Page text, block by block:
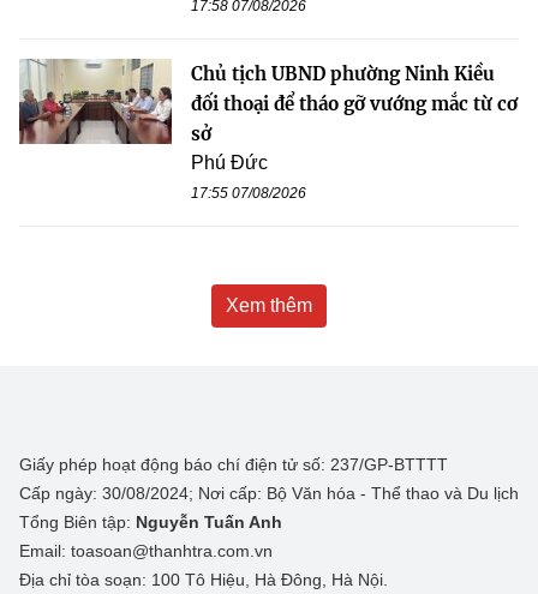
17:58 07/08/2026
Chủ tịch UBND phường Ninh Kiều
đối thoại để tháo gỡ vướng mắc từ cơ
sở
Phú Đức
17:55 07/08/2026
Xem thêm
Giấy phép hoạt động báo chí điện tử số: 237/GP-BTTTT
Cấp ngày: 30/08/2024; Nơi cấp: Bộ Văn hóa - Thể thao và Du lịch
Tổng Biên tập: Nguyễn Tuấn Anh
Email: toasoan@thanhtra.com.vn
Địa chỉ tòa soạn: 100 Tô Hiệu, Hà Đông, Hà Nội.